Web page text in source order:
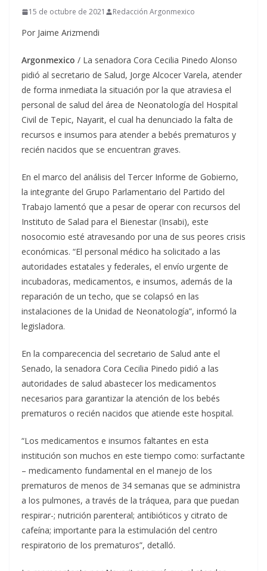
15 de octubre de 2021 Redacción Argonmexico
Por Jaime Arizmendi
Argonmexico / La senadora Cora Cecilia Pinedo Alonso
pidió al secretario de Salud, Jorge Alcocer Varela, atender
de forma inmediata la situación por la que atraviesa el
personal de salud del área de Neonatología del Hospital
Civil de Tepic, Nayarit, el cual ha denunciado la falta de
recursos e insumos para atender a bebés prematuros y
recién nacidos que se encuentran graves.
En el marco del análisis del Tercer Informe de Gobierno,
la integrante del Grupo Parlamentario del Partido del
Trabajo lamentó que a pesar de operar con recursos del
Instituto de Salad para el Bienestar (Insabi), este
nosocomio esté atravesando por una de sus peores crisis
económicas. “El personal médico ha solicitado a las
autoridades estatales y federales, el envío urgente de
incubadoras, medicamentos, e insumos, además de la
reparación de un techo, que se colapsó en las
instalaciones de la Unidad de Neonatología”, informó la
legisladora.
En la comparecencia del secretario de Salud ante el
Senado, la senadora Cora Cecilia Pinedo pidió a las
autoridades de salud abastecer los medicamentos
necesarios para garantizar la atención de los bebés
prematuros o recién nacidos que atiende este hospital.
“Los medicamentos e insumos faltantes en esta
institución son muchos en este tiempo como: surfactante
– medicamento fundamental en el manejo de los
prematuros de menos de 34 semanas que se administra
a los pulmones, a través de la tráquea, para que puedan
respirar-; nutrición parenteral; antibióticos y citrato de
cafeína; importante para la estimulación del centro
respiratorio de los prematuros”, detalló.